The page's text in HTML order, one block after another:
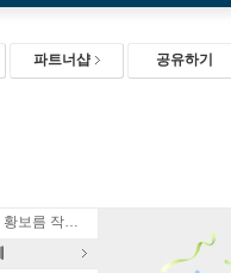
파트너샵 공유하기
뮤지컬 〈휴남동 서점〉X 황보름 작가 북토크